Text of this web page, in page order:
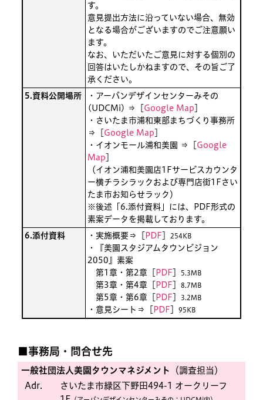
す。
意見提出方法に沿っていない場合、無効
となる場合がございますのでご注意願い
ます。
なお、いただいたご意見に対する個別の
回答はいたしかねますので、その旨ご了
承ください。
5.資料公開場所
・アーバンデザインセンターみその
(UDCMi) ⇒［ Google Map
・さいたま市浦和東部まちづくり事務所
⇒［ Google Map
・イオンモール浦和美園 ⇒［ Google
Map
（イオン浦和美園店1Fサービスカウンタ
ー横チラシラックおよび専門店街1Fさい
たま市お知らせラック）
※後述「6.添付資料」には、PDF形式の
素案データを掲載しております。
6.添付資料
・実施概要⇒［ PDF 254KB
・『美園スタジアムタウンビジョン
2050』素案
第1章・第2章［
PDF 5.3MB
第3章・第4章［ PDF 8.7MB
第5章・第6章［ PDF 3.2MB
・意見シート⇒［ PDF 95KB
■事務局・問合せ先
一般社団法人美園タウンマネジメント
（調査担当）
Adr.
さいたま市緑区下野田494-1 オークリーフ